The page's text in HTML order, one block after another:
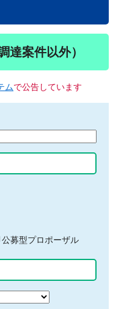
達案件以外）
ムで公告しています
公募型プロポーザル